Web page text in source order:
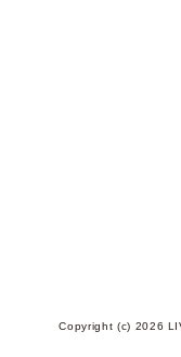
Copyright (c) 2026